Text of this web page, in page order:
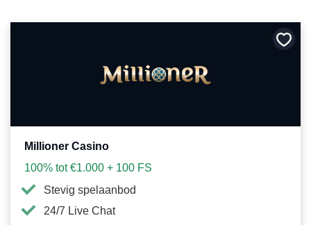
Millioner Casino
100% tot €1.000 + 100 FS
Stevig spelaanbod
24/7 Live Chat